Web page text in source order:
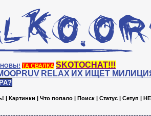
ТА СВАЛКА SKOTOCHAT!!!
RELAX ИХ ИЩЕТ
| Картинки | Что попало | Поиск | Статус | Сетуп |